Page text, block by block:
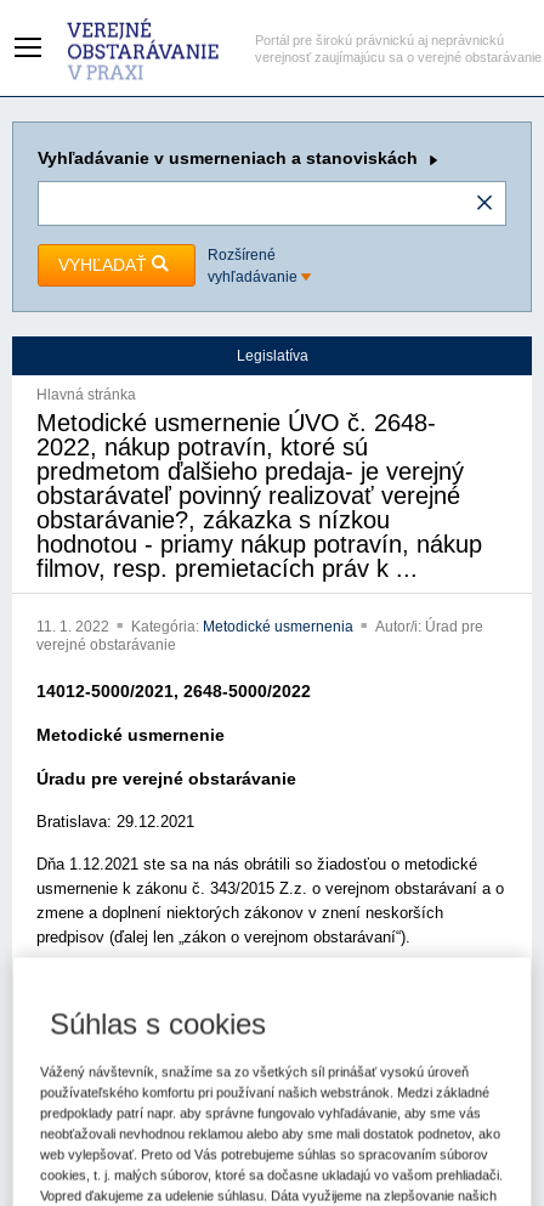
Portál pre širokú právnickú aj neprávnickú
verejnosť zaujímajúcu sa o verejné obstarávanie
Vyhľadávanie v usmerneniach a stanoviskách
VYHĽADAŤ
Rozšírené
vyhľadávanie
Legislatíva
Hlavná stránka
Metodické usmernenie ÚVO č. 2648-
2022, nákup potravín, ktoré sú
predmetom ďalšieho predaja- je verejný
obstarávateľ povinný realizovať verejné
obstarávanie?, zákazka s nízkou
hodnotou - priamy nákup potravín, nákup
filmov, resp. premietacích práv k ...
11. 1. 2022 Kategória: Metodické usmernenia
Autor/i: Úrad pre
verejné obstarávanie
14012-5000/2021, 2648-5000/2022
Metodické usmernenie
Úradu pre verejné obstarávanie
Bratislava: 29.12.2021
Dňa 1.12.2021 ste sa na nás obrátili so žiadosťou o metodické
usmernenie k zákonu č. 343/2015 Z.z. o verejnom obstarávaní a o
zmene a doplnení niektorých zákonov v znení neskorších
predpisov (ďalej len „zákon o verejnom obstarávaní“).
verejného obstarávateľa podľa § 7 ods. 1 písm. d) zákona o
verejného obstarávania. Vychádzajúc z tohto predpokladu si Vám
dovoľujeme položiť nižšie uvedené otázky. Ak nie sme podľa
názoru ÚVO verejným obstarávateľom poprosíme o odpoveď v
tomto zmysle.
Medzi nové úlohy našej obchodnej spoločnosti bude patriť
Súhlas s cookies
Vážený návštevník, snažíme sa zo všetkých síl prinášať vysokú úroveň
používateľského komfortu pri používaní našich webstránok. Medzi základné
predpoklady patrí napr. aby správne fungovalo vyhľadávanie, aby sme vás
neobťažovali nevhodnou reklamou alebo aby sme mali dostatok podnetov, ako
web vylepšovať. Preto od Vás potrebujeme súhlas so spracovaním súborov
cookies, t. j. malých súborov, ktoré sa dočasne ukladajú vo vašom prehliadači.
Vopred ďakujeme za udelenie súhlasu. Dáta využijeme na zlepšovanie našich